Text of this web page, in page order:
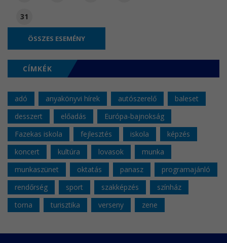
31
ÖSSZES ESEMÉNY
CÍMKÉK
adó anyakönyvi hírek autószerelő
baleset
desszert
előadás
Európa-bajnokság
Fazekas iskola
fejlesztés iskola
képzés
koncert
kultúra lovasok
munka
munkaszünet
oktatás panasz
programajánló
rendőrség
sport szakképzés
színház
torna
turisztika verseny zene